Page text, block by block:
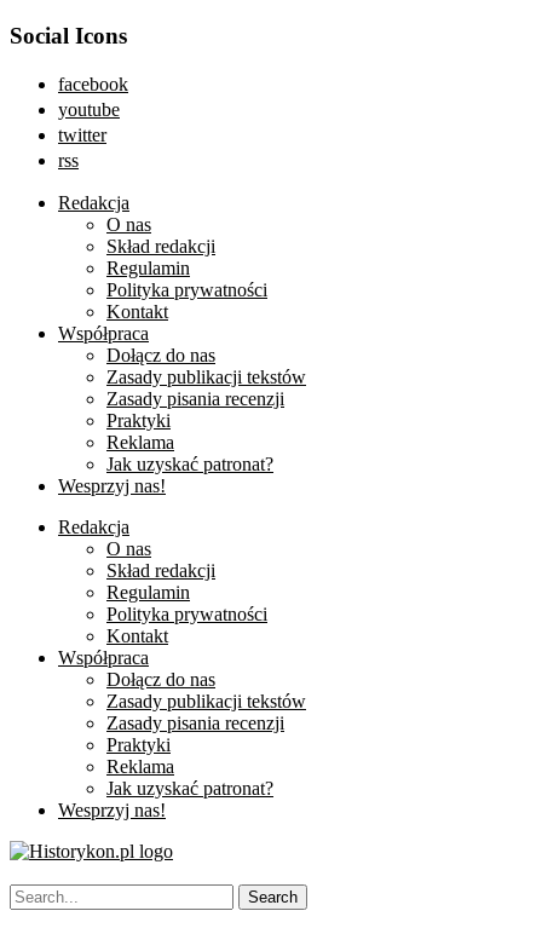
Social Icons
facebook
youtube
twitter
rss
Redakcja
O nas
Skład redakcji
Regulamin
Polityka prywatności
Kontakt
Współpraca
Dołącz do nas
Zasady publikacji tekstów
Zasady pisania recenzji
Praktyki
Reklama
Jak uzyskać patronat?
Wesprzyj nas!
Redakcja
O nas
Skład redakcji
Regulamin
Polityka prywatności
Kontakt
Współpraca
Dołącz do nas
Zasady publikacji tekstów
Zasady pisania recenzji
Praktyki
Reklama
Jak uzyskać patronat?
Wesprzyj nas!